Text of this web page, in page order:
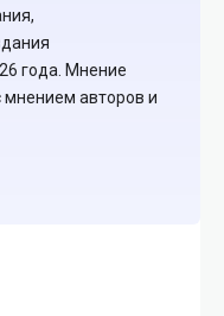
года. Мнение
авторов и